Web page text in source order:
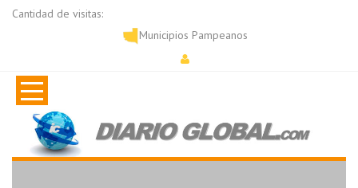
Cantidad de visitas:
Municipios Pampeanos